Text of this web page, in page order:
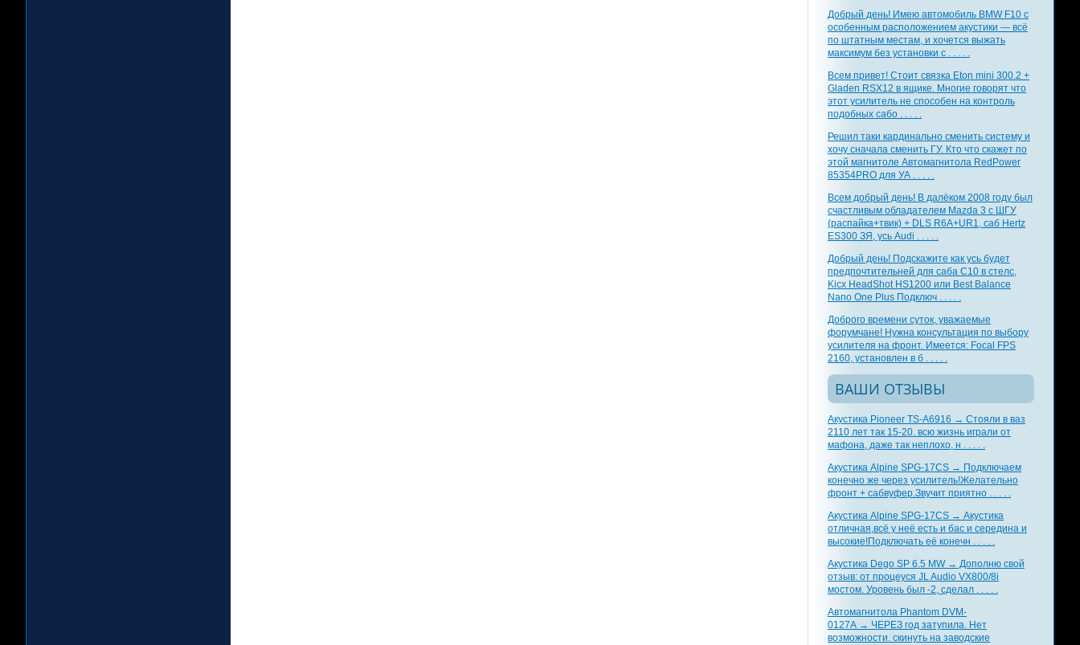
Добрый день! Имею автомобиль BMW F10 с
особенным расположением акустики — всё
по штатным местам, и хочется выжать
максимум без установки с . . . . .
Всем привет! Стоит связка Eton mini 300.2 +
Gladen RSX12 в ящике. Многие говорят что
этот усилитель не способен на контроль
подобных сабо . . . . .
Решил таки кардинально сменить систему и
хочу сначала сменить ГУ. Кто что скажет по
этой магнитоле Автомагнитола RedPower
85354PRO для УА . . . . .
Всем добрый день! В далёком 2008 году был
счастливым обладателем Mazda 3 с ШГУ
(распайка+твик) + DLS R6A+UR1, саб Hertz
ES300 ЗЯ, усь Audi . . . . .
Добрый день! Подскажите как усь будет
предпочтительней для саба С10 в стелс,
Kicx HeadShot HS1200 или Best Balance
Nano One Plus Подключ . . . . .
Доброго времени суток, уважаемые
форумчане! Нужна консультация по выбору
усилителя на фронт. Имеется: Focal FPS
2160, установлен в б . . . . .
ВАШИ ОТЗЫВЫ
Акустика Pioneer TS-A6916 → Стояли в ваз
2110 лет так 15-20. всю жизнь играли от
мафона, даже так неплохо, н . . . . .
Акустика Alpine SPG-17CS → Подключаем
конечно же через усилитель!Желательно
фронт + сабвуфер.Звучит приятно . . . . .
Акустика Alpine SPG-17CS → Акустика
отличная,всё у неё есть и бас и середина и
высокие!Подключать её конечн . . . . .
Акустика Dego SP 6.5 MW → Дополню свой
отзыв: от процеуся JL Audio VX800/8i
мостом. Уровень был -2, сделал . . . . .
Автомагнитола Phantom DVM-
0127A → ЧЕРЕЗ год затупила. Нет
возможности. скинуть на заводские